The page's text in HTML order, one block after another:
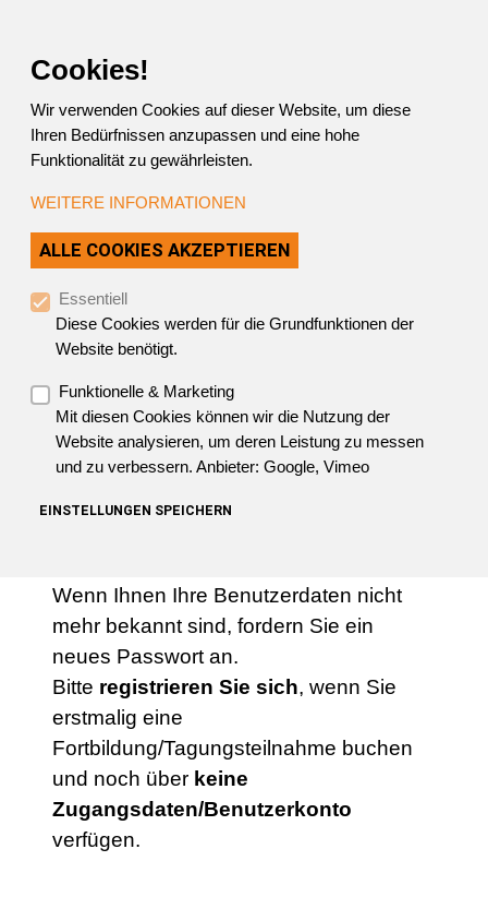
Cookies!
Wir verwenden Cookies auf dieser Website, um diese
Ihren Bedürfnissen anzupassen und eine hohe
Funktionalität zu gewährleisten.
WEITERE INFORMATIONEN
ALLE COOKIES AKZEPTIEREN
Essentiell
Diese Cookies werden für die Grundfunktionen der
Website benötigt.
Funktionelle & Marketing
Mit diesen Cookies können wir die Nutzung der
Website analysieren, um deren Leistung zu messen
und zu verbessern. Anbieter: Google, Vimeo
EINSTELLUNGEN SPEICHERN
Herzlich Willkommen im
Userbereich
von Ergotherapie Austria!
Bitteloggen Sie sichzur Anmeldung im
Benutzerportal (Userbereich)ein, wenn
Sie einMitgliedvon Ergotherapie
Austria sind (oder schon einmal waren)
Wenn Ihnen Ihre Benutzerdaten nicht
mehr bekannt sind, fordern Sie ein
neues Passwort an.
Bitte registrieren Sie sich, wenn Sie
erstmalig eine
Fortbildung/Tagungsteilnahme buchen
und noch über keine
Zugangsdaten/Benutzerkonto
verfügen.